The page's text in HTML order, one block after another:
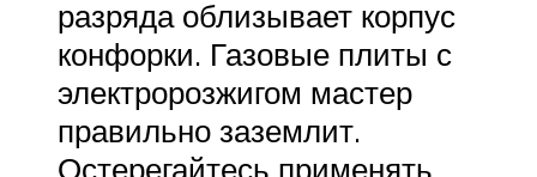
разряда облизывает корпус
конфорки. Газовые плиты с
электророзжигом мастер
правильно заземлит.
Остерегайтесь применять